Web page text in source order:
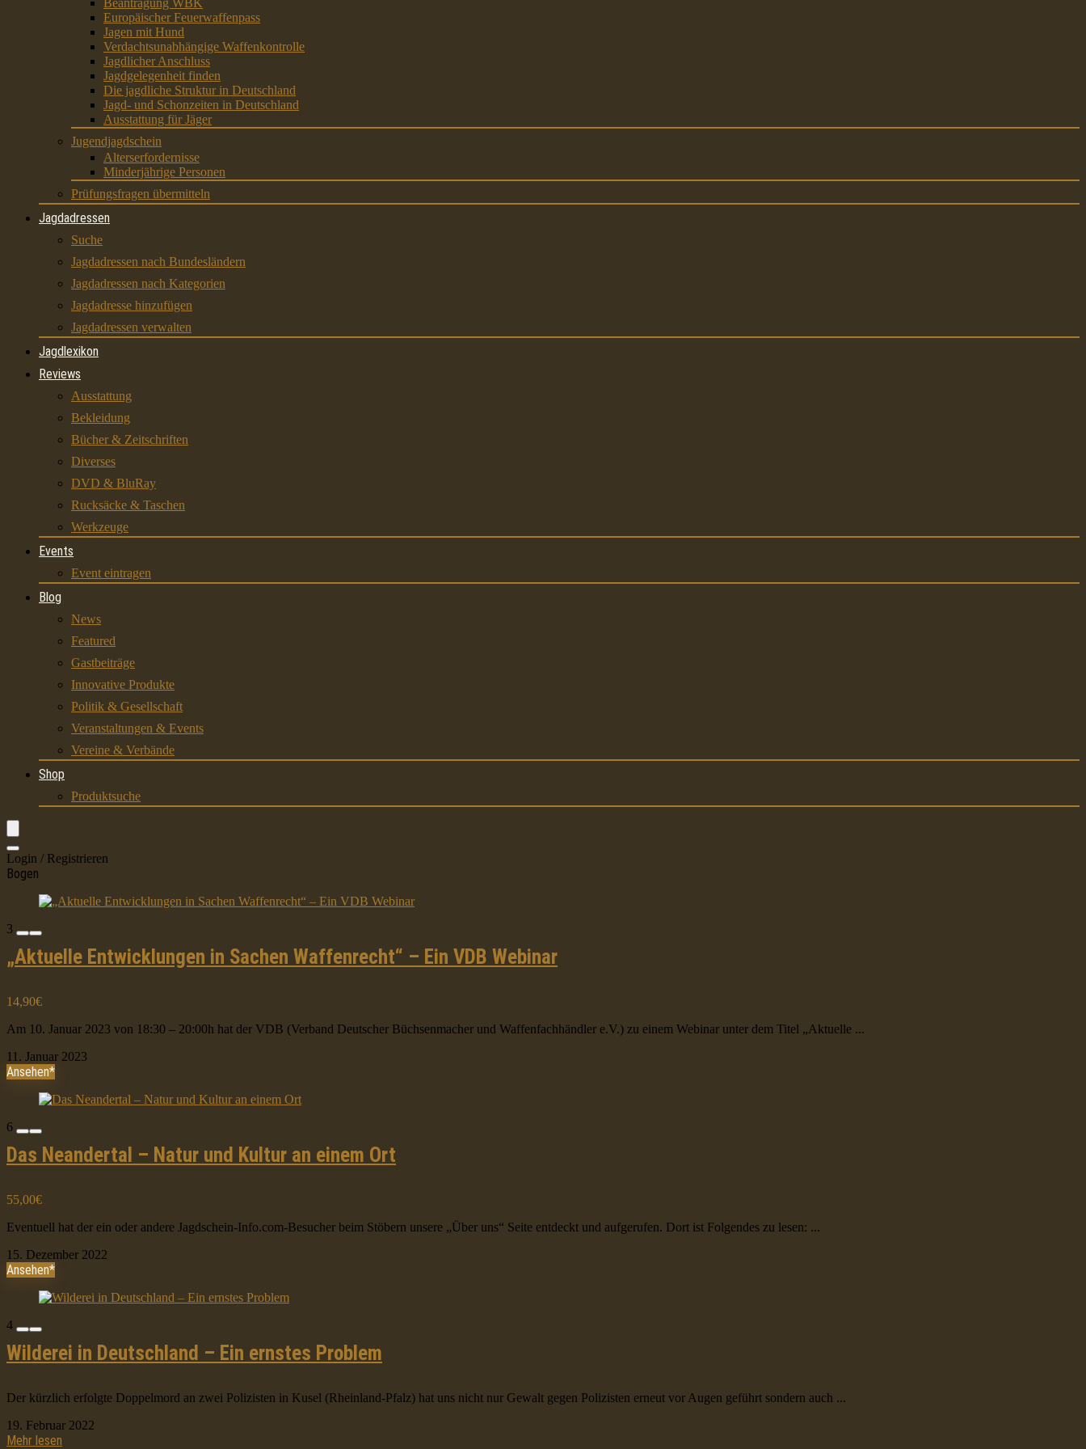
Beantragung WBK
Europäischer Feuerwaffenpass
Jagen mit Hund
Verdachtsunabhängige Waffenkontrolle
Jagdlicher Anschluss
Jagdgelegenheit finden
Die jagdliche Struktur in Deutschland
Jagd- und Schonzeiten in Deutschland
Ausstattung für Jäger
Jugendjagdschein
Alterserfordernisse
Minderjährige Personen
Prüfungsfragen übermitteln
Jagdadressen
Suche
Jagdadressen nach Bundesländern
Jagdadressen nach Kategorien
Jagdadresse hinzufügen
Jagdadressen verwalten
Jagdlexikon
Reviews
Ausstattung
Bekleidung
Bücher & Zeitschriften
Diverses
DVD & BluRay
Rucksäcke & Taschen
Werkzeuge
Events
Event eintragen
Blog
News
Featured
Gastbeiträge
Innovative Produkte
Politik & Gesellschaft
Veranstaltungen & Events
Vereine & Verbände
Shop
Produktsuche
Login / Registrieren
Bogen
3
„Aktuelle Entwicklungen in Sachen Waffenrecht“ – Ein VDB Webinar
14,90€
Am 10. Januar 2023 von 18:30 – 20:00h hat der VDB (Verband Deutscher Büchsenmacher und Waffenfachhändler e.V.) zu einem Webinar unter dem Titel „Aktuelle ...
11. Januar 2023
Ansehen*
6
Das Neandertal – Natur und Kultur an einem Ort
55,00€
Eventuell hat der ein oder andere Jagdschein-Info.com-Besucher beim Stöbern unsere „Über uns“ Seite entdeckt und aufgerufen. Dort ist Folgendes zu lesen: ...
15. Dezember 2022
Ansehen*
4
Wilderei in Deutschland – Ein ernstes Problem
Der kürzlich erfolgte Doppelmord an zwei Polizisten in Kusel (Rheinland-Pfalz) hat uns nicht nur Gewalt gegen Polizisten erneut vor Augen geführt sondern auch ...
19. Februar 2022
Mehr lesen